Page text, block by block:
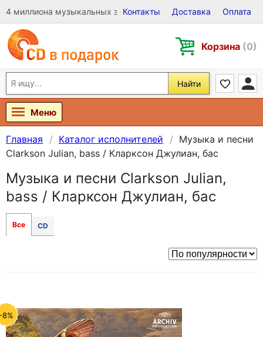
4 миллиона музыкальных записей на Виниле, CD и DVD
Контакты Доставка Оплата
Корзина (0)
Найти
Меню
Главная Каталог исполнителей
Музыка и песни
Clarkson Julian, bass / Кларксон Джулиан, бас
Музыка и песни Clarkson Julian,
bass / Кларксон Джулиан, бас
Все CD
8%